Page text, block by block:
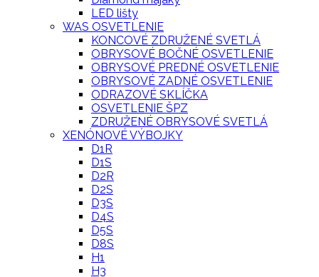
LED lišty
WAS OSVETLENIE
KONCOVÉ ZDRUŽENÉ SVETLÁ
OBRYSOVÉ BOČNÉ OSVETLENIE
OBRYSOVÉ PREDNÉ OSVETLENIE
OBRYSOVÉ ZADNÉ OSVETLENIE
ODRAZOVÉ SKLÍČKA
OSVETLENIE ŠPZ
ZDRUŽENÉ OBRYSOVÉ SVETLÁ
XENÓNOVÉ VÝBOJKY
D1R
D1S
D2R
D2S
D3S
D4S
D5S
D8S
H1
H3